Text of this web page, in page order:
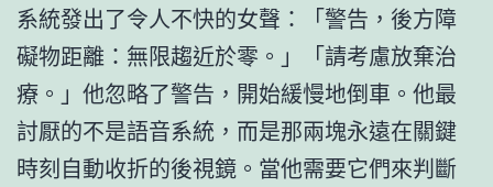
系統發出了令人不快的女聲：「警告，後方障
礙物距離：無限趨近於零。」「請考慮放棄治
療。」他忽略了警告，開始緩慢地倒車。他最
討厭的不是語音系統，而是那兩塊永遠在關鍵
時刻自動收折的後視鏡。當他需要它們來判斷